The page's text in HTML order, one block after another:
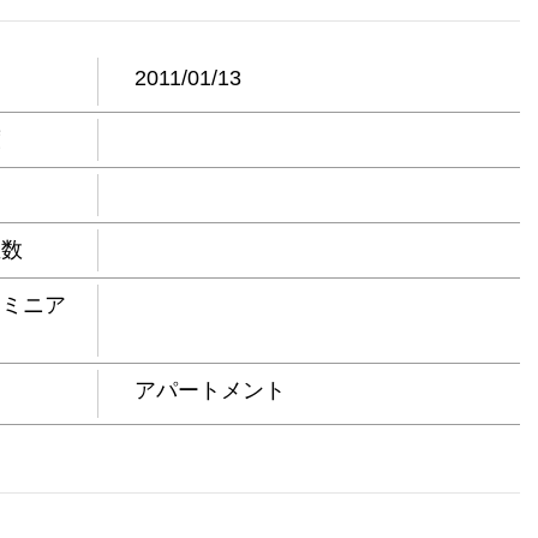
2011/01/13
ニア
アパートメント